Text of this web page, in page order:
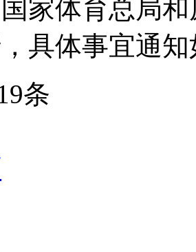
家体育总局
具体事宜通知
条